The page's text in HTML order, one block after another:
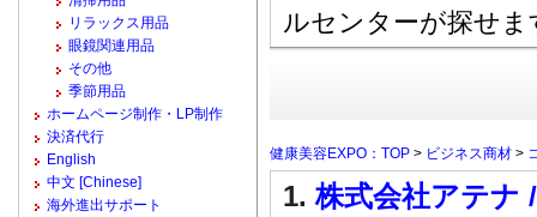
ルセンターが探せま
健康美容EXPO：TOP > ビジネス商材 >
1.株式会社アテナ
リラックス用品
眼鏡関連用品
その他
季節用品
ホームページ制作・LP制作
決済代行
English
中文 [Chinese]
海外進出サポート